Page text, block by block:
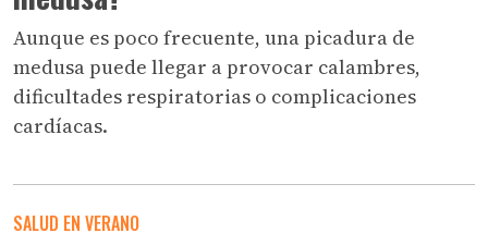
Aunque es poco frecuente, una picadura de
medusa puede llegar a provocar calambres,
dificultades respiratorias o complicaciones
cardíacas.
SALUD EN VERANO